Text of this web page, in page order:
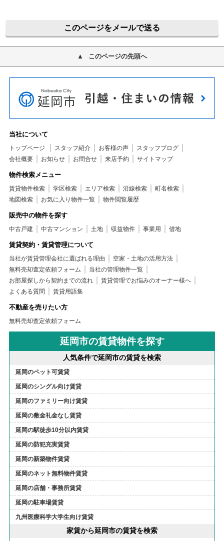
このページをメールで送る
このページの先頭へ
当社について
トップページ スタッフ紹介 お客様の声
スタッフブログ
会社概要
お知らせ お問合せ 来店予約 サイトマップ
物件検索メニュー
賃貸物件検索 学区検索 エリア検索 沿線検索
町名検索
地図検索
お気に入り物件一覧 物件閲覧履歴
販売中の物件を探す
中古戸建 中古マンション 土地 収益物件 事業用 借地
賃貸契約・賃貸管理について
当社が賃貸管理会社に選ばれる理由
空家・土地の活用方法
無料売却査定依頼フォーム
当社の管理物件一覧
お部屋探しから契約までの流れ
賃貸管理でお悩みのオーナー様へ
よくある質問
賃貸用語集
不動産を売りたい方
無料売却査定依頼フォーム
延岡市の賃貸物件を探す
人気条件で延岡市の賃貸を検索
延岡のペット可賃貸
延岡のシングル向け賃貸
延岡のファミリー向け賃貸
延岡の敷金礼金なし賃貸
延岡の駅徒歩10分以内賃貸
延岡の防犯充実賃貸
延岡の新築物件賃貸
延岡のネット無料物件賃貸
延岡の店舗・事務所賃貸
延岡の駐車場賃貸
九州医療科学大学生向け賃貸
家賃から延岡市の賃貸を検索